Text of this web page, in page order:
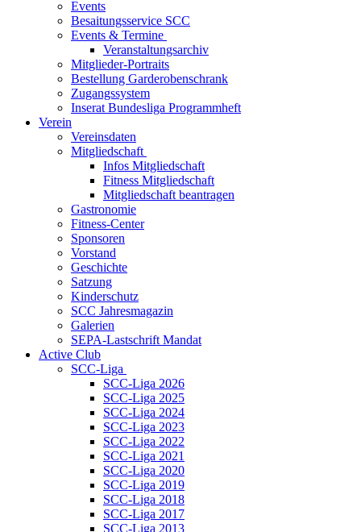
Events
Besaitungsservice SCC
Events & Termine
Veranstaltungsarchiv
Mitglieder-Portraits
Bestellung Garderobenschrank
Zugangssystem
Inserat Bundesliga Programmheft
Verein
Vereinsdaten
Mitgliedschaft
Infos Mitgliedschaft
Fitness Mitgliedschaft
Mitgliedschaft beantragen
Gastronomie
Fitness-Center
Sponsoren
Vorstand
Geschichte
Satzung
Kinderschutz
SCC Jahresmagazin
Galerien
SEPA-Lastschrift Mandat
Active Club
SCC-Liga
SCC-Liga 2026
SCC-Liga 2025
SCC-Liga 2024
SCC-Liga 2023
SCC-Liga 2022
SCC-Liga 2021
SCC-Liga 2020
SCC-Liga 2019
SCC-Liga 2018
SCC-Liga 2017
SCC-Liga 2013